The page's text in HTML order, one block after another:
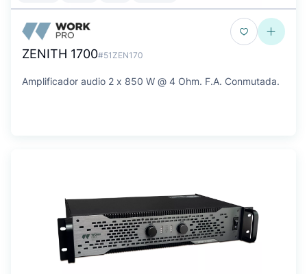
ZENITH 1700#51ZEN170
Amplificador audio 2 x 850 W @ 4 Ohm. F.A. Conmutada.